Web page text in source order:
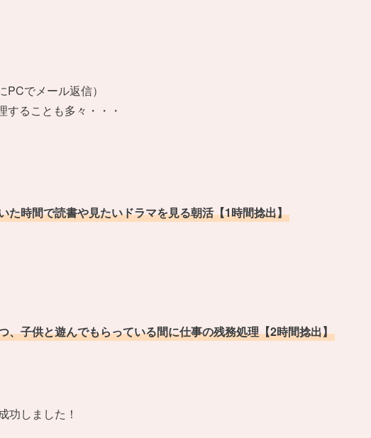
でメール返信）
ることも多々・・・
時間で読書や見たいドラマを見る朝活【1時間捻出】
子供と遊んでもらっている間に仕事の残務処理【2時間捻出】
功しました！